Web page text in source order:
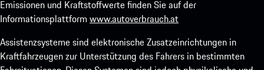
Emissionen und Kraftstoffwerte finden Sie auf der
Informationsplattform www.autoverbrauch.at
Assistenzsysteme sind elektronische Zusatzeinrichtungen in
Kraftfahrzeugen zur Unterstützung des Fahrers in bestimmten